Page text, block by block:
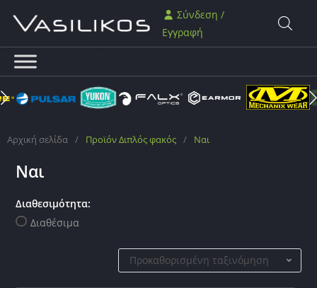
Σύνδεση /
Εγγραφή
Αρχική σελίδα / Προϊόν Διπλός φακός / Ναι
Ναι
Διαθεσιμότητα:
Διαθέσιμα
Προκαθορισμένη ταξινόμηση